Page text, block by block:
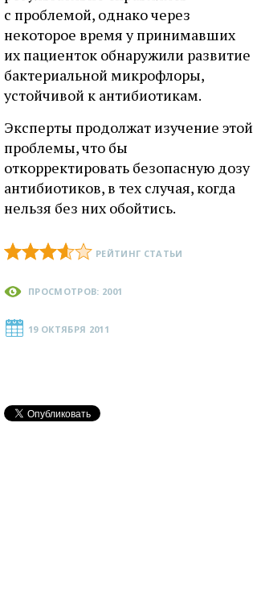
с проблемой, однако через
некоторое время у принимавших
их пациенток обнаружили развитие
бактериальной микрофлоры,
устойчивой к антибиотикам.
Эксперты продолжат изучение этой
проблемы, что бы
откорректировать безопасную дозу
антибиотиков, в тех случая, когда
нельзя без них обойтись.
РЕЙТИНГ СТАТЬИ
ПРОСМОТРОВ: 2001
19 ОКТЯБРЯ 2011